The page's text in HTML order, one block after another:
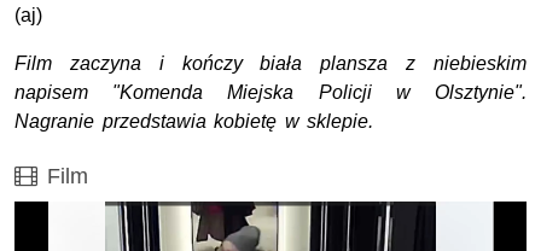
(aj)
Film zaczyna i kończy biała plansza z niebieskim
napisem "Komenda Miejska Policji w Olsztynie".
Nagranie przedstawia kobietę w sklepie.
Film
Film
Opis filmu: Film zaczyna i kończy biała plansza z